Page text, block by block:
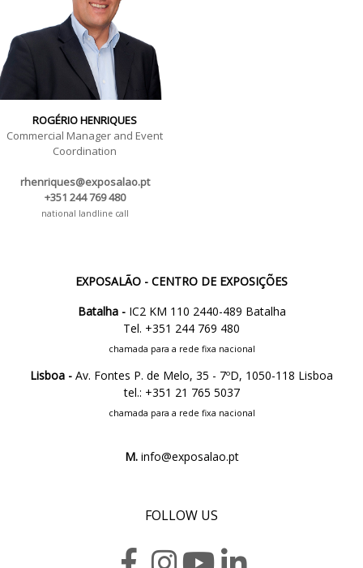
ROGÉRIO HENRIQUES
Commercial Manager and Event
Coordination
rhenriques@exposalao.pt
+351 244 769 480
national landline call
EXPOSALÃO - CENTRO DE EXPOSIÇÕES
Batalha -IC2 KM 110 2440-489 Batalha
Tel. +351 244 769 480
chamada para a rede fixa nacional
Lisboa - Av. Fontes P. de Melo, 35 - 7ºD, 1050-118 Lisboa
tel.: +351 21 765 5037
chamada para a rede fixa nacional
M.info@exposalao.pt
FOLLOW US